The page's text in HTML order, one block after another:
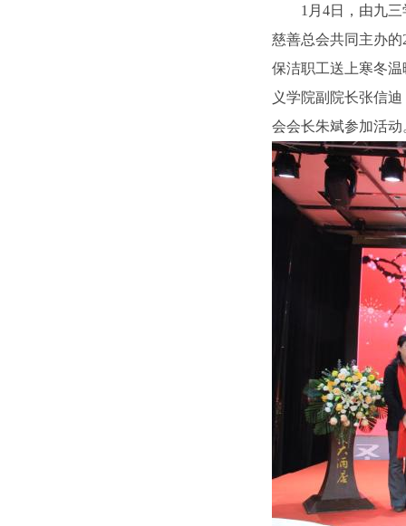
1月4日，由九
慈善总会共同主办的
保洁职工送上寒冬
义学院副院长张信
会会长朱斌参加活动